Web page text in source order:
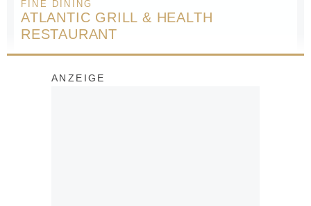
FINE DINING
ATLANTIC GRILL & HEALTH
RESTAURANT
ANZEIGE